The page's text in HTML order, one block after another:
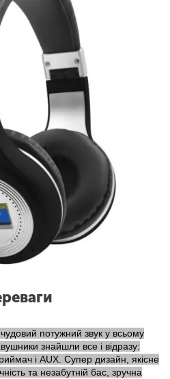
потужний звук у всьому
знайшли все і відразу:
і AUX. Супер дизайн, якісне
та незабутній бас, зручна